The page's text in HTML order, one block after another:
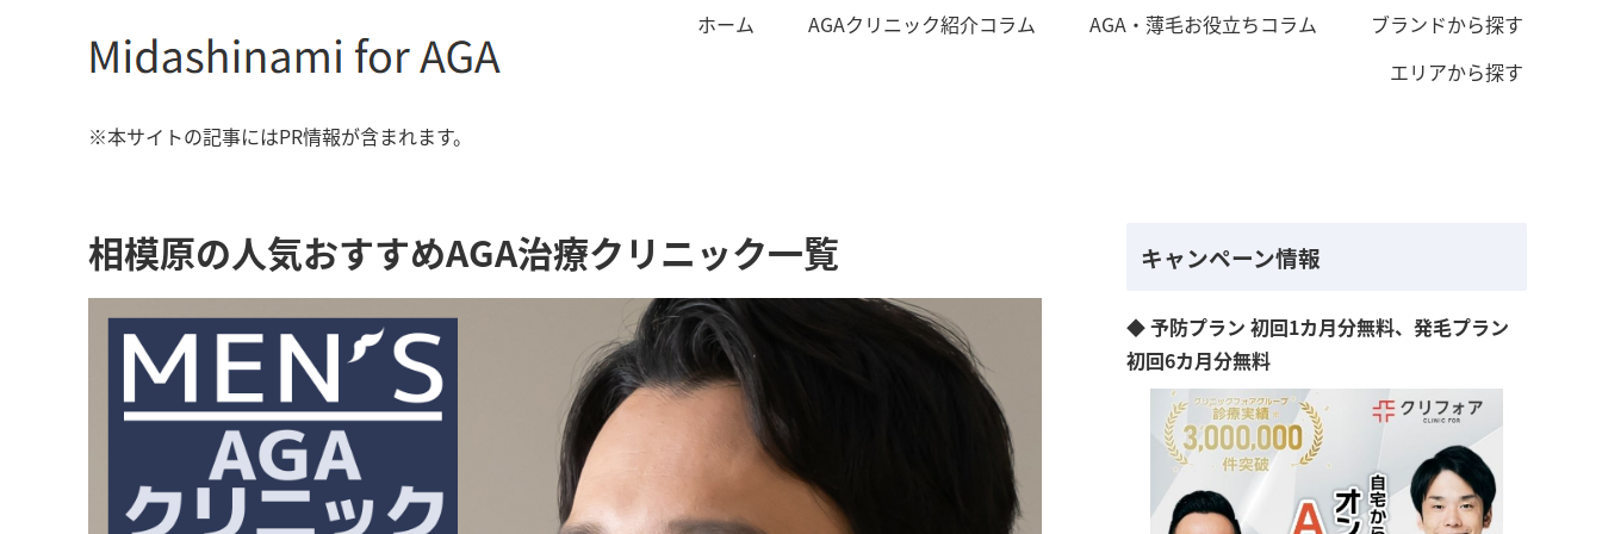
ホーム AGAクリニック紹介コラム AGA・薄毛お役立ちコラム
ブランドから探す
エリアから探す
※本サイトの記事にはPR情報が含まれます。
相模原の人気おすすめAGA治療クリニック一覧 キャンペーン情報
◆ 予防プラン 初回1カ月分無料、発毛プラン
初回6カ月分無料